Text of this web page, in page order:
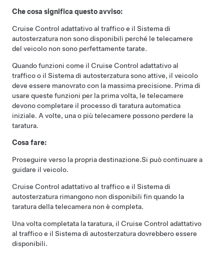
Che cosa significa questo avviso:
Cruise Control adattativo al trafficoe il Sistema di
autosterzatura non sono disponibili perché le telecamere
del veicolo non sono perfettamente tarate.
Quando funzioni come il Cruise Control adattativo al
trafficoo il Sistema di autosterzaturasono attive, il veicolo
deve essere manovrato con la massima precisione. Prima di
usare queste funzioni per la prima volta, le telecamere
devono completare il processo di taratura automatica
iniziale. A volte, una o più telecamere possono perdere la
taratura.
Cosa fare:
Proseguire verso la propria destinazione.Si può continuare a
guidare il veicolo.
Cruise Control adattativo al trafficoe il Sistema di
autosterzatura rimangono non disponibili fin quando la
taratura della telecamera non è completa.
Una volta completata la taratura, il Cruise Control adattativo
al trafficoe il Sistema di autosterzaturadovrebbero essere
disponibili.